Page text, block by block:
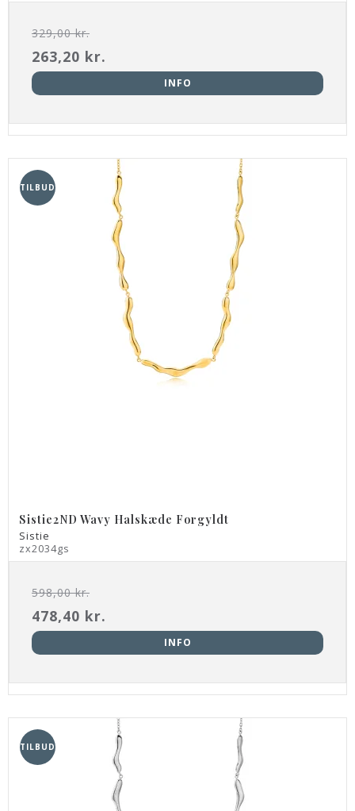
329,00 kr.
263,20 kr.
INFO
TILBUD
Sistie2ND Wavy Halskæde Forgyldt
Sistie
zx2034gs
598,00 kr.
478,40 kr.
INFO
TILBUD